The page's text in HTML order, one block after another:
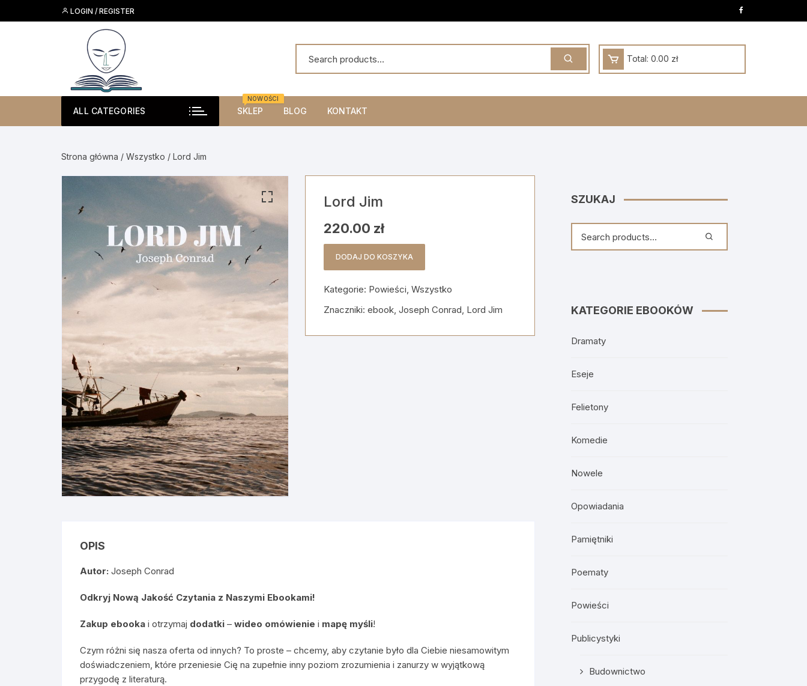
to
LOGIN / REGISTER
Total: 0.00 zł
ALL CATEGORIES SKLEP
NOWOŚCI
BLOG KONTAKT
Strona główna / Wszystko / Lord Jim
Lord Jim
220.00 zł
Jim
DODAJ DO KOSZYKA
Kategorie: Powieści,Wszystko
Znaczniki:ebook,Joseph Conrad, Lord Jim
OPIS
Autor: Joseph Conrad
Odkryj Nową Jakość Czytania z Naszymi Ebookami!
Zakup ebooka i otrzymaj dodatki – wideo omówienie i mapę myśli!
Czym różni się nasza oferta od innych? To proste – chcemy, aby czytanie było dla Ciebie niesamowitym
doświadczeniem, które przeniesie Cię na zupełnie inny poziom zrozumienia i zanurzy w wyjątkową
przygodę z literaturą.
SZUKAJ
KATEGORIE EBOOKÓW
Dramaty
Eseje
Felietony
Komedie
Nowele
Opowiadania
Pamiętniki
Poematy
Powieści
Publicystyki
Budownictwo